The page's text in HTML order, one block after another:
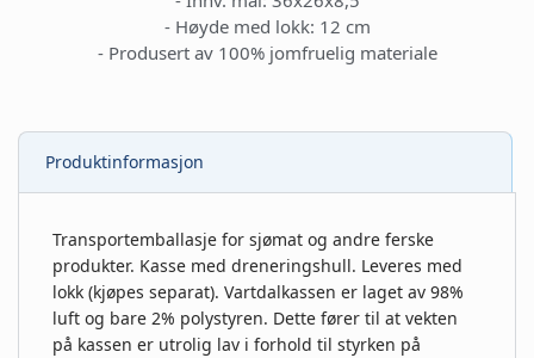
- Høyde med lokk: 12 cm
- Produsert av 100% jomfruelig materiale
Produktinformasjon
Transportemballasje for sjømat og andre ferske
produkter. Kasse med dreneringshull. Leveres med
lokk (kjøpes separat). Vartdalkassen er laget av 98%
luft og bare 2% polystyren. Dette fører til at vekten
på kassen er utrolig lav i forhold til styrken på